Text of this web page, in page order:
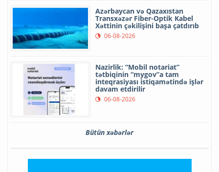
Azərbaycan və Qazaxıstan
Transxəzər Fiber-Optik Kabel
Xəttinin çəkilişini başa çatdırıb
06-08-2026
Nazirlik: “Mobil notariat”
tətbiqinin “mygov”a tam
inteqrasiyası istiqamətində işlər
davam etdirilir
06-08-2026
Bütün xəbərlər